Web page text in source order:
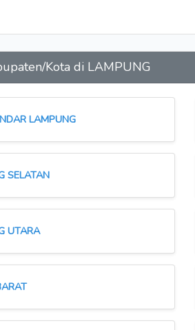
Kota di LAMPUNG
LAMPUNG
SELATAN
UTARA